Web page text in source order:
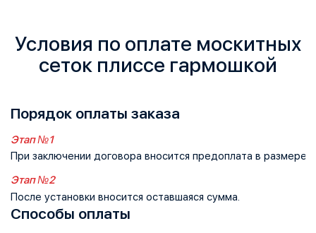
Условия по оплате москитных
сеток плиссе гармошкой
Порядок оплаты заказа
Этап №1
При заключении договора вносится предоплата в размере
Этап №2
После установки вносится оставшаяся сумма.
Способы оплаты